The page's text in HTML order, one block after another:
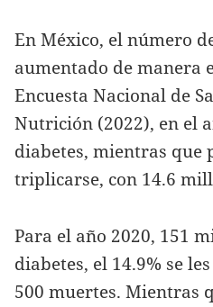
En México, el número
aumentado de manera
Encuesta Nacional de
Nutrición (2022), en el
diabetes, mientras que
triplicarse, con 14.6
Para el año 2020, 151
diabetes, el 14.9% se
500 muertes. Mientras